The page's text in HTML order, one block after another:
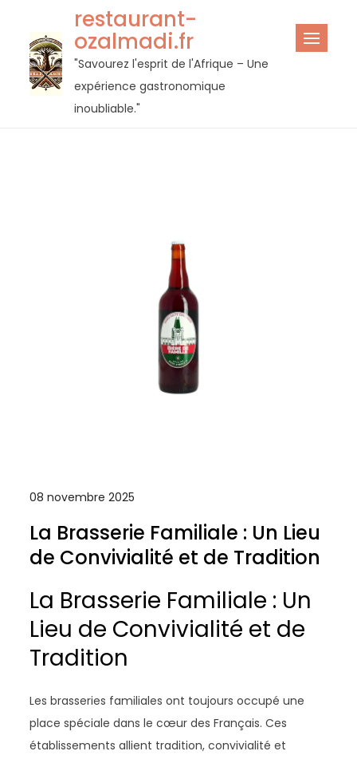
contenu
restaurant-
ozalmadi.fr
"Savourez l'esprit de l'Afrique – Une
expérience gastronomique
inoubliable."
08 novembre 2025
La Brasserie Familiale : Un Lieu
de Convivialité et de Tradition
La Brasserie Familiale : Un
Lieu de Convivialité et de
Tradition
Les brasseries familiales ont toujours occupé une
place spéciale dans le cœur des Français. Ces
établissements allient tradition, convivialité et